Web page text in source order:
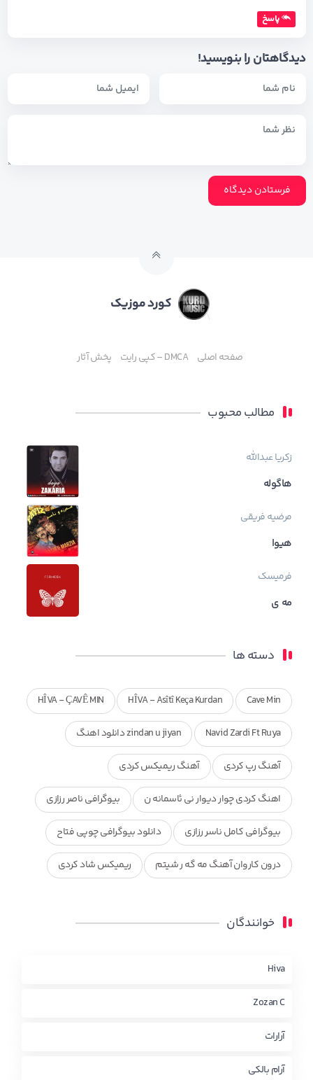
پاسخ
دیدگاهتان را بنویسید!
کورد موزیک
صفحه اصلی DMCA – کپی رایت پخش آثار
مطالب محبوب
زکریا عبدالله
هاگوله
مرضیه فریقی
هیوا
فرمیسک
مه ی
دسته ها
Cave Min
HÎVA - Asîtî Keça Kurdan
HÎVA - ÇAVÊ MIN
Navid Zardi Ft Ruya zindan u jiyan دانلود اهنگ
آهنگ رپ کردی آهنگ ریمیکس کردی
اهنگ کردی چوار دیوار نی ئاسمانه ن بیوگرافی ناصر رزازی
بیوگرافی کامل ناسر رزازی دانلود بیوگرافی چوپی فتاح
درون کاروان آهنگ مه گه ر شیتم ریمیکس شاد کردی
محمد جزا
چاو من
خوانندگان
Hiva
Zozan C
آرارات
آرام بالکی